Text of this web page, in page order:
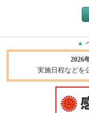
2026
実施日程などを